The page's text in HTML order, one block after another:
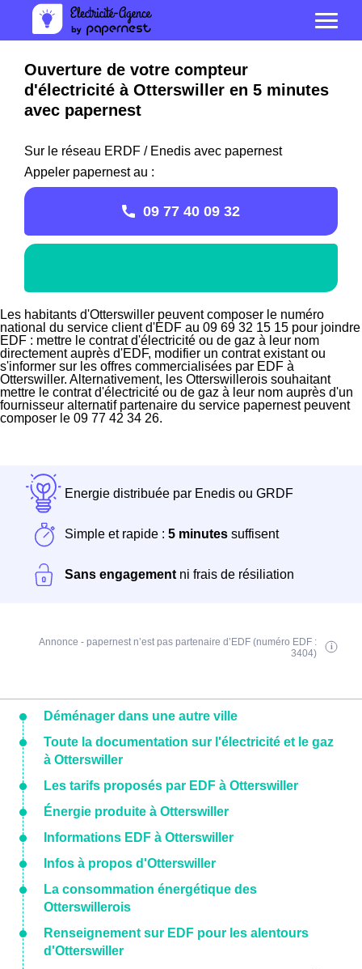
Ouverture de votre compteur
d'électricité à Otterswiller en 5 minutes
avec papernest
Sur le réseau ERDF / Enedis avec papernest
Appeler papernest au :
09 77 40 09 32
Les habitants d'Otterswiller peuvent composer le numéro
national du service client d'EDF au 09 69 32 15 15 pour joindre
EDF : mettre le contrat d'électricité ou de gaz à leur nom
directement auprès d'EDF, modifier un contrat existant ou
s'informer sur les offres commercialisées par EDF à
Otterswiller. Alternativement, les Otterswillerois souhaitant
mettre le contrat d'électricité ou de gaz à leur nom auprès d'un
fournisseur alternatif partenaire du service papernest peuvent
composer le 09 77 42 34 26.
Energie distribuée par Enedis ou GRDF
Simple et rapide : 5 minutes suffisent
Sans engagement ni frais de résiliation
Annonce - papernest n’est pas partenaire d’EDF (numéro EDF :
3404)
Déménager dans une autre ville
Toute la documentation sur l'électricité et le gaz
à Otterswiller
Les tarifs proposés par EDF à Otterswiller
Énergie produite à Otterswiller
Informations EDF à Otterswiller
Infos à propos d'Otterswiller
La consommation énergétique des
Otterswillerois
Renseignement sur EDF pour les alentours
d'Otterswiller